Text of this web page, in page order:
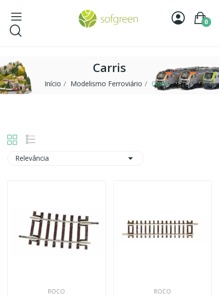
0
Carris
Início Modelismo Ferroviário Carris
Relevância 
ROCO ROCO